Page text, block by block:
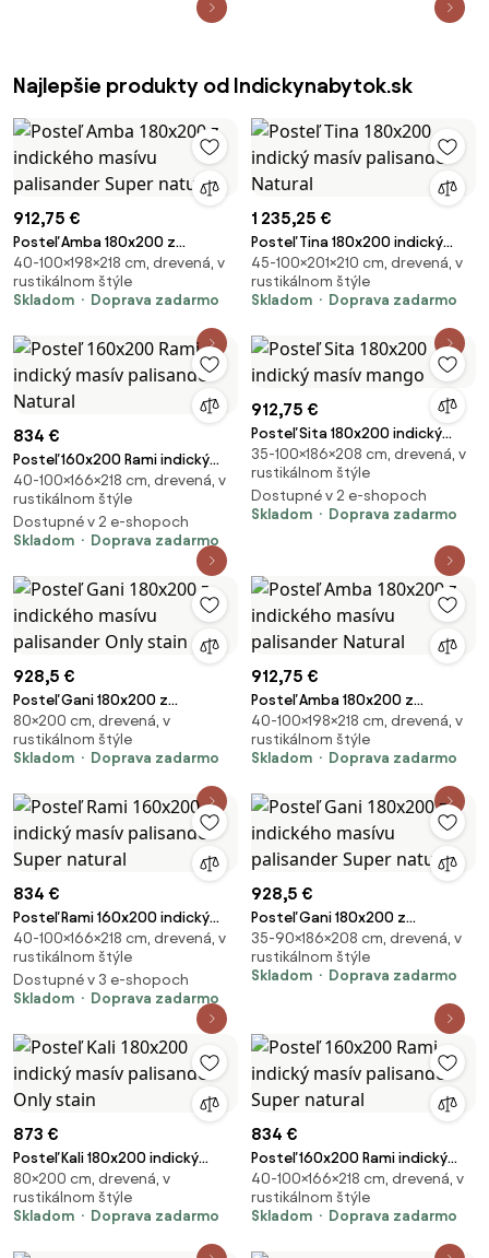
Najlepšie produkty od Indickynabytok.sk
912,75 €
Posteľ Amba 180x200 z
indického masívu palisander
Super natural
40-100×198×218 cm, drevená, v
rustikálnom štýle
Skladom
Doprava zadarmo
1 235,25 €
Posteľ Tina 180x200 indický
masív palisander Natural
45-100×201×210 cm, drevená, v
rustikálnom štýle
Skladom
Doprava zadarmo
834 €
Posteľ 160x200 Rami indický
masív palisander Natural
40-100×166×218 cm, drevená, v
rustikálnom štýle
Dostupné v 2 e-shopoch
Skladom
Doprava zadarmo
912,75 €
Posteľ Sita 180x200 indický
masív mango
35-100×186×208 cm, drevená, v
rustikálnom štýle
Dostupné v 2 e-shopoch
Skladom
Doprava zadarmo
928,5 €
Posteľ Gani 180x200 z
indického masívu palisander
Only stain
80×200 cm, drevená, v
rustikálnom štýle
Skladom
Doprava zadarmo
912,75 €
Posteľ Amba 180x200 z
indického masívu palisander
Natural
40-100×198×218 cm, drevená, v
rustikálnom štýle
Skladom
Doprava zadarmo
834 €
Posteľ Rami 160x200 indický
masív palisander Super natural
40-100×166×218 cm, drevená, v
rustikálnom štýle
Dostupné v 3 e-shopoch
Skladom
Doprava zadarmo
928,5 €
Posteľ Gani 180x200 z
indického masívu palisander
Super natural
35-90×186×208 cm, drevená, v
rustikálnom štýle
Skladom
Doprava zadarmo
873 €
Posteľ Kali 180x200 indický
masív palisander Only stain
80×200 cm, drevená, v
rustikálnom štýle
Skladom
Doprava zadarmo
834 €
Posteľ 160x200 Rami indický
masív palisander Super natural
40-100×166×218 cm, drevená, v
rustikálnom štýle
Skladom
Doprava zadarmo